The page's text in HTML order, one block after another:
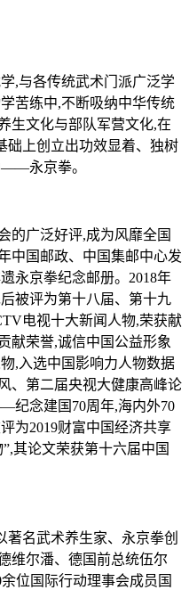
与各传统武术门派广泛学
苦练中,不断吸纳中华传统
生文化与部队军营文化,在
础上创立出功效显着、独树
——永京拳。
广泛好评,成为风靡全国
中国邮政、中国集邮中心发
永京拳纪念邮册。2018年
被评为第十八届、第十九
电视十大新闻人物,荣获献
献荣誉,诚信中国公益形象
,入选中国影响力人物数据
、第二届央视大健康高峰论
纪念建国70周年,海内外70
为2019财富中国经济共享
其论文荣获第十六届中国
名武术养生家、永京拳创
维尔潘、德国前总统伍尔
位国际行动理事会成员国